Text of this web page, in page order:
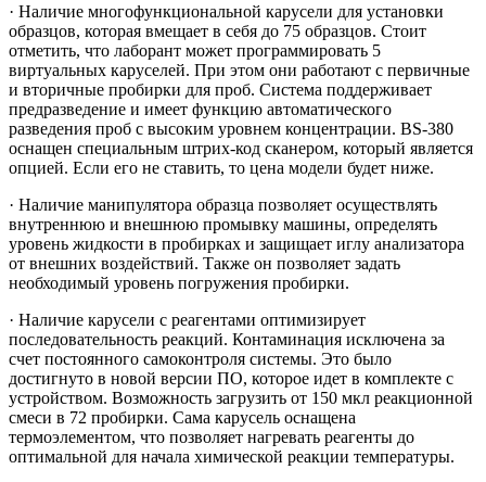
· Наличие многофункциональной карусели для установки
образцов, которая вмещает в себя до 75 образцов. Стоит
отметить, что лаборант может программировать 5
виртуальных каруселей. При этом они работают с первичные
и вторичные пробирки для проб. Система поддерживает
предразведение и имеет функцию автоматического
разведения проб с высоким уровнем концентрации. BS-380
оснащен специальным штрих-код сканером, который является
опцией. Если его не ставить, то цена модели будет ниже.
· Наличие манипулятора образца позволяет осуществлять
внутреннюю и внешнюю промывку машины, определять
уровень жидкости в пробирках и защищает иглу анализатора
от внешних воздействий. Также он позволяет задать
необходимый уровень погружения пробирки.
· Наличие карусели с реагентами оптимизирует
последовательность реакций. Контаминация исключена за
счет постоянного самоконтроля системы. Это было
достигнуто в новой версии ПО, которое идет в комплекте с
устройством. Возможность загрузить от 150 мкл реакционной
смеси в 72 пробирки. Сама карусель оснащена
термоэлементом, что позволяет нагревать реагенты до
оптимальной для начала химической реакции температуры.